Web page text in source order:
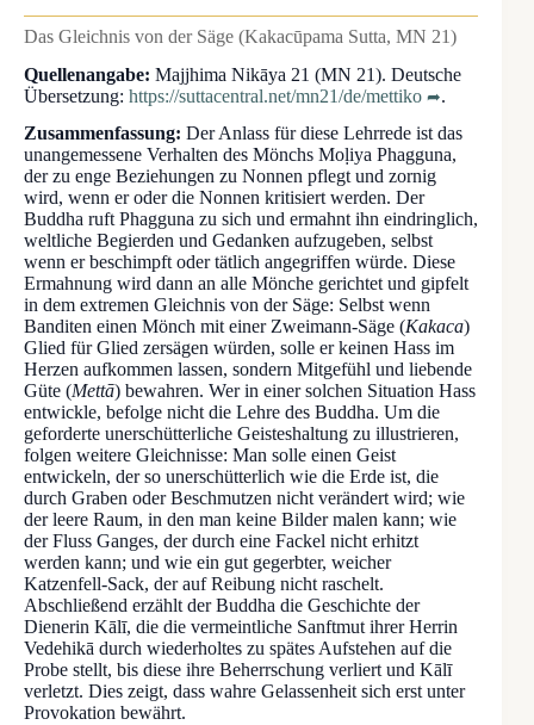
Das Gleichnis von der Säge (Kakacūpama Sutta, MN 21)
Quellenangabe: Majjhima Nikāya 21 (MN 21). Deutsche
Übersetzung: https://suttacentral.net/mn21/de/mettiko
.
Zusammenfassung: Der Anlass für diese Lehrrede ist das
unangemessene Verhalten des Mönchs Moḷiya Phagguna,
der zu enge Beziehungen zu Nonnen pflegt und zornig
wird, wenn er oder die Nonnen kritisiert werden. Der
Buddha ruft Phagguna zu sich und ermahnt ihn eindringlich,
weltliche Begierden und Gedanken aufzugeben, selbst
wenn er beschimpft oder tätlich angegriffen würde. Diese
Ermahnung wird dann an alle Mönche gerichtet und gipfelt
in dem extremen Gleichnis von der Säge: Selbst wenn
Banditen einen Mönch mit einer Zweimann-Säge (Kakaca)
Glied für Glied zersägen würden, solle er keinen Hass im
Herzen aufkommen lassen, sondern Mitgefühl und liebende
Güte (Mettā) bewahren. Wer in einer solchen Situation Hass
entwickle, befolge nicht die Lehre des Buddha. Um die
geforderte unerschütterliche Geisteshaltung zu illustrieren,
folgen weitere Gleichnisse: Man solle einen Geist
entwickeln, der so unerschütterlich wie die Erde ist, die
durch Graben oder Beschmutzen nicht verändert wird; wie
der leere Raum, in den man keine Bilder malen kann; wie
der Fluss Ganges, der durch eine Fackel nicht erhitzt
werden kann; und wie ein gut gegerbter, weicher
Katzenfell-Sack, der auf Reibung nicht raschelt.
Abschließend erzählt der Buddha die Geschichte der
Dienerin Kālī, die die vermeintliche Sanftmut ihrer Herrin
Vedehikā durch wiederholtes zu spätes Aufstehen auf die
Probe stellt, bis diese ihre Beherrschung verliert und Kālī
verletzt. Dies zeigt, dass wahre Gelassenheit sich erst unter
Provokation bewährt.